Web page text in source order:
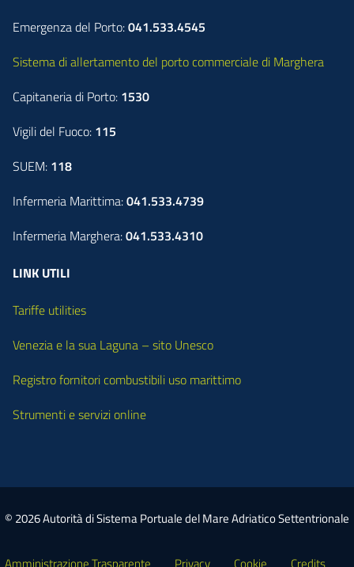
Emergenza del Porto:041.533.4545
Sistema di allertamento del porto commerciale di Marghera
Capitaneria di Porto: 1530
Vigili del Fuoco: 115
SUEM: 118
Infermeria Marittima:041.533.4739
Infermeria Marghera:041.533.4310
LINK UTILI
Tariffe utilities
Venezia e la sua Laguna – sito Unesco
Registro fornitori combustibili uso marittimo
Strumenti e servizi online
© 2026 Autorità di Sistema Portuale del Mare Adriatico Settentrionale
Amministrazione Trasparente Privacy Cookie Credits